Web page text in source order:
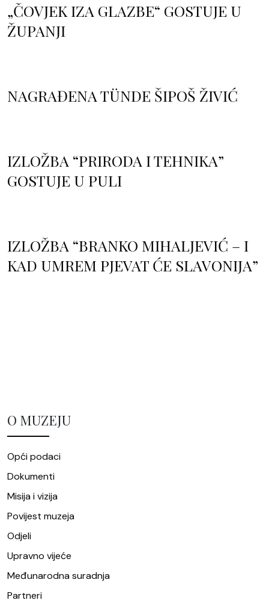
„ČOVJEK IZA GLAZBE“ GOSTUJE U
ŽUPANJI
NAGRAĐENA TÜNDE ŠIPOŠ ŽIVIĆ
IZLOŽBA “PRIRODA I TEHNIKA”
GOSTUJE U PULI
IZLOŽBA “BRANKO MIHALJEVIĆ – I
KAD UMREM PJEVAT ĆE SLAVONIJA”
O MUZEJU
Opći podaci
Dokumenti
Misija i vizija
Povijest muzeja
Odjeli
Upravno vijeće
Međunarodna suradnja
Partneri